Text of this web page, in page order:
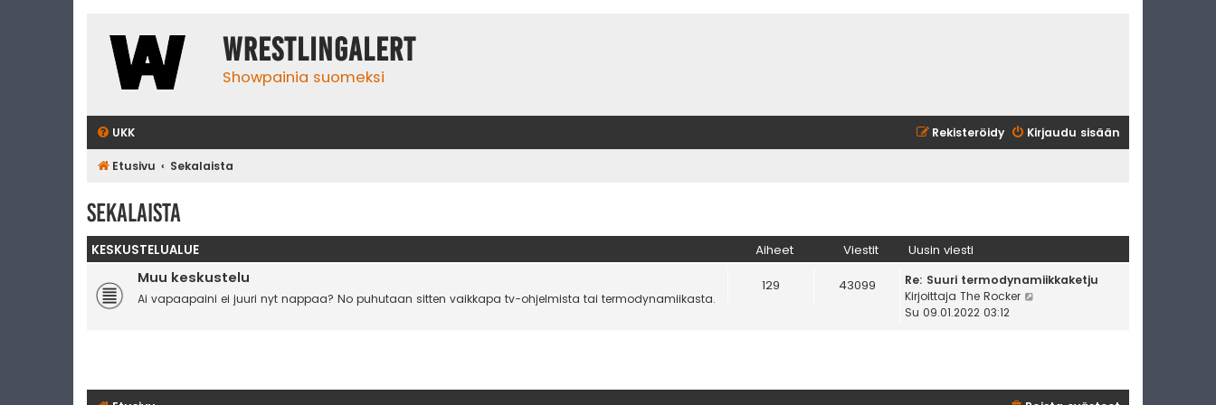
WrestlingAlert
Showpainia suomeksi
UKK Kirjaudu sisään
Rekisteröidy
Etusivu Sekalaista
Sekalaista
KESKUSTELUALUE Aiheet Viestit Uusin viesti
Muu keskustelu
Ai vapaapaini ei juuri nyt nappaa? No puhutaan sitten vaikkapa tv-ohjelmista tai termodynamiikasta.
129 43099
Re: Suuri termodynamiikkaketju
Kirjoittaja The Rocker
u
Su 09.01.2022 03:12